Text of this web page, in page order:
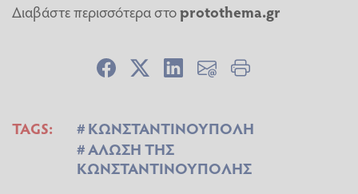
Διαβάστε περισσότερα στοprotothema.gr
TAGS:
ΚΩΝΣΤΑΝΤΙΝΟΥΠΟΛΗ
ΑΛΩΣΗ ΤΗΣ
ΚΩΝΣΤΑΝΤΙΝΟΥΠΟΛΗΣ